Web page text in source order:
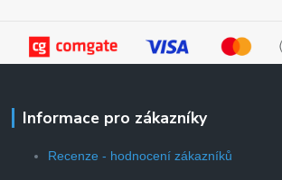
Informace pro zákazníky
Recenze - hodnocení zákazníků